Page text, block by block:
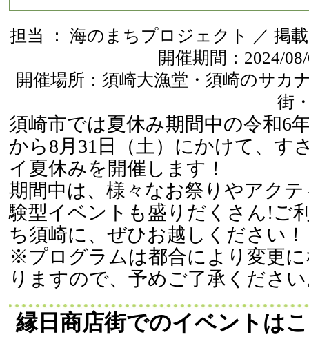
担当 ： 海のまちプロジェクト ／ 掲
開催期間：2024/
開催場所：須崎大漁堂・須崎のサカ
街
須崎市では夏休み期間中の令和6
から8月31日（土）にかけて、す
イ夏休みを開催します！
期間中は、様々なお祭りやアク
験型イベントも盛りだくさん!ご
ち須崎に、ぜひお越しください！
※プログラムは都合により変更
りますので、予めご了承くださ
縁日商店街でのイベントは